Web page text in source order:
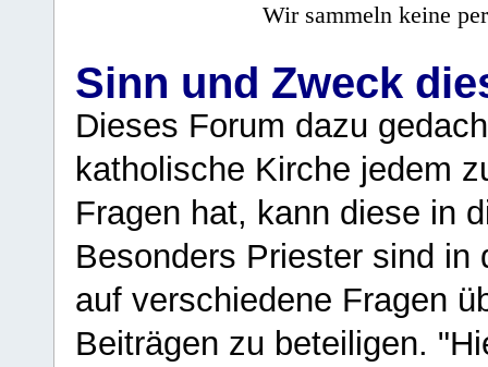
Wir sammeln keine
Sinn und Zweck
Dieses Forum dazu
katholische Kirche jedem
Fragen hat, kann diese in
Besonders Priester sind in
auf verschiedene Fragen
Beiträgen zu beteiligen.